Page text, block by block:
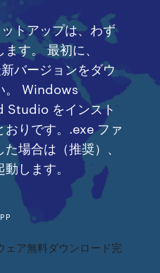
トアップは、わず
す。 最初に、
バージョンをダウ
。 Windows
をインスト
りです。.exe ファ
場合は（推奨）、
します。
ェア無料ダウンロード完